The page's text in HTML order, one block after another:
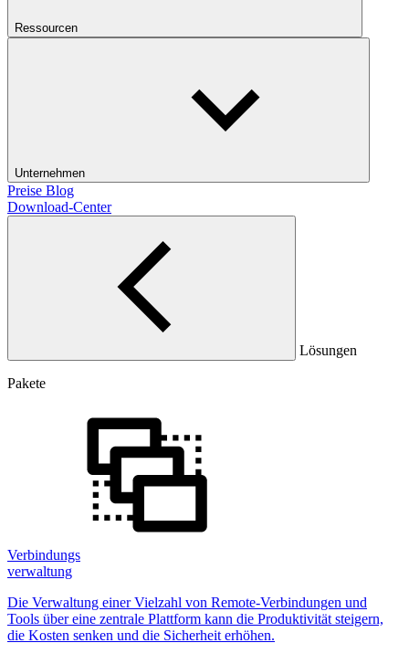
Ressourcen
Unternehmen
Preise Blog
Download-Center
Lösungen
Pakete
Verbindungs
verwaltung
Die Verwaltung einer Vielzahl von Remote-Verbindungen und
Tools über eine zentrale Plattform kann die Produktivität steigern,
die Kosten senken und die Sicherheit erhöhen.